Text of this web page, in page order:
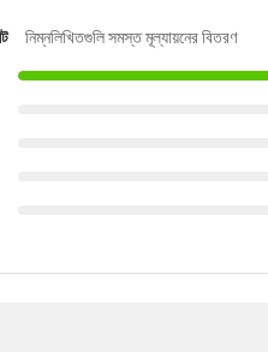
নিম্নলিখিতগুলি সমস্ত মূল্যায়নের বিতরণ